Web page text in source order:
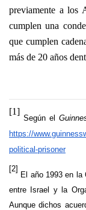
previamente a los
cumplen una
que cumplen
más de 20 años
[1]
Según el
https://
political-prisoner
[2]
El año 1993 en la
entre Israel y la
Aunque dichos